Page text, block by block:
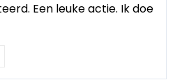
Een leuke actie. Ik doe